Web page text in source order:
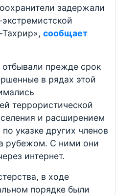
задержали
Тахрир», сообщает
прежде срок
в рядах этой
террористической
и расширением
указке других членов
рубежом. С ними они
интернет.
в ходе
порядке были